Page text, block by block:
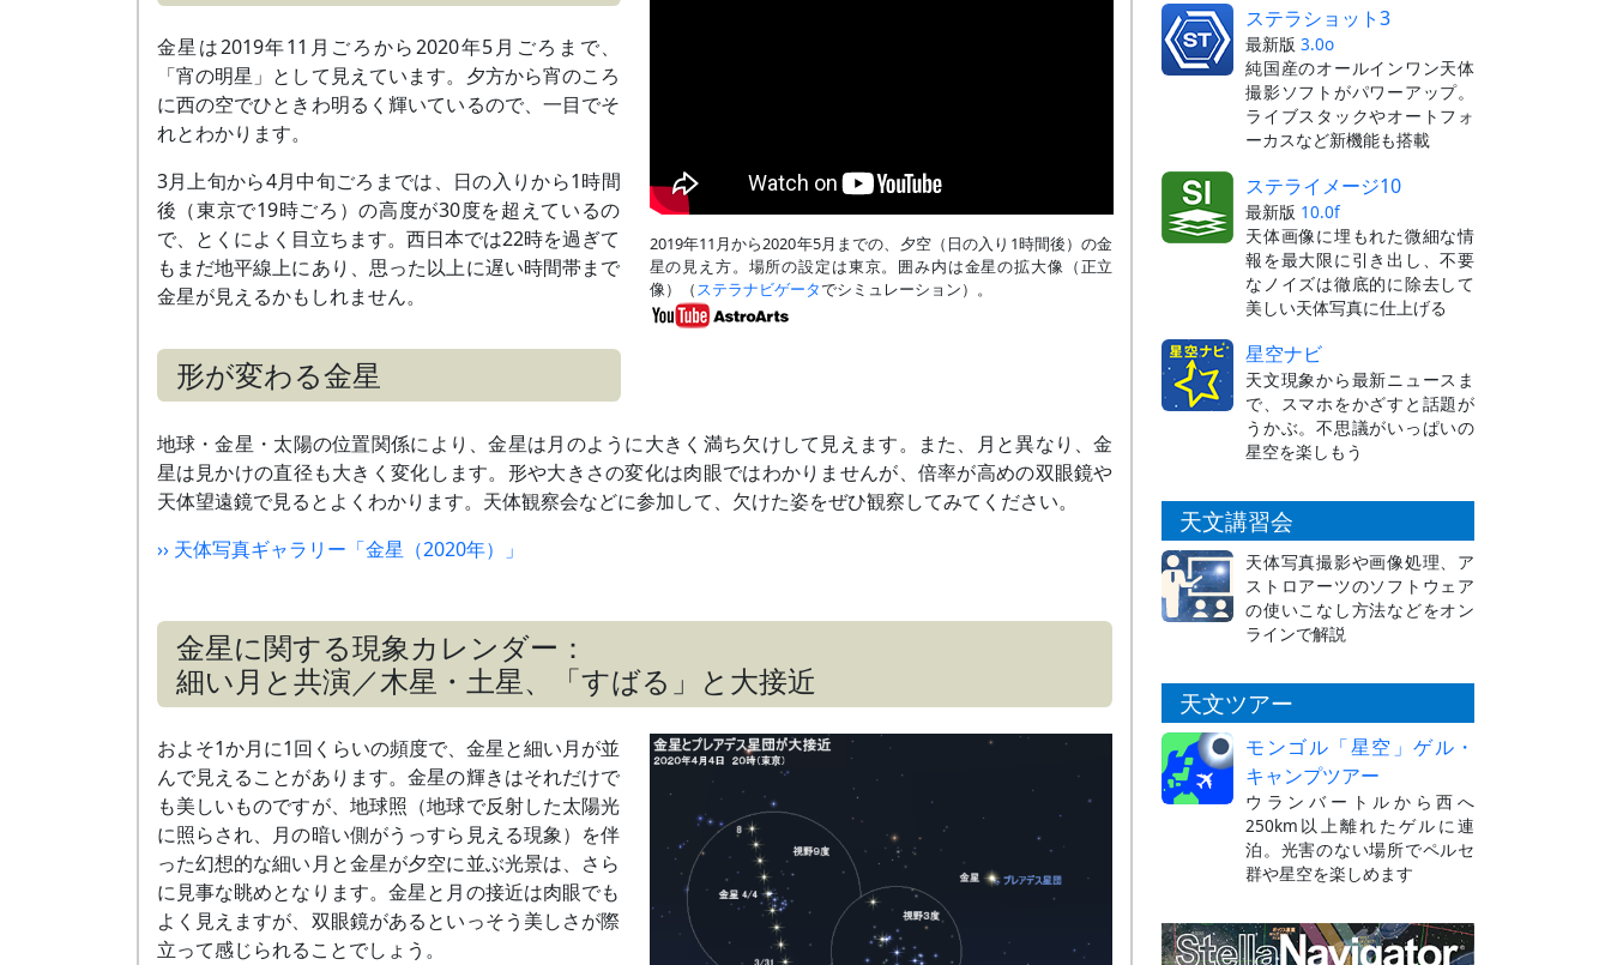
金星は2019年11月ごろから2020年5月ごろまで、
「宵の明星」として見えています。夕方から宵のころ
に西の空でひときわ明るく輝いているので、一目でそ
れとわかります。
3月上旬から4月中旬ごろまでは、日の入りから1時間
後（東京で19時ごろ）の高度が30度を超えているの
で、とくによく目立ちます。西日本では22時を過ぎて
もまだ地平線上にあり、思った以上に遅い時間帯まで
金星が見えるかもしれません。
2019年11月から2020年5月までの、夕空（日の入り1時間後）の金
星の見え方。場所の設定は東京。囲み内は金星の拡大像（正立
像）（ステラナビゲータでシミュレーション）。
形が変わる金星
地球・金星・太陽の位置関係により、金星は月のように大きく満ち欠けして見えます。また、月と異なり、金
星は見かけの直径も大きく変化します。形や大きさの変化は肉眼ではわかりませんが、倍率が高めの双眼鏡や
天体望遠鏡で見るとよくわかります。天体観察会などに参加して、欠けた姿をぜひ観察してみてください。
›› 天体写真ギャラリー「金星（2020年）」
金星に関する現象カレンダー：
細い月と共演／木星・土星、「すばる」と大接近
およそ1か月に1回くらいの頻度で、金星と細い月が並
んで見えることがあります。金星の輝きはそれだけで
も美しいものですが、地球照（地球で反射した太陽光
に照らされ、月の暗い側がうっすら見える現象）を伴
った幻想的な細い月と金星が夕空に並ぶ光景は、さら
に見事な眺めとなります。金星と月の接近は肉眼でも
よく見えますが、双眼鏡があるといっそう美しさが際
立って感じられることでしょう。
ステラショット3
最新版 3.0o
純国産のオールインワン天体
撮影ソフトがパワーアップ。
ライブスタックやオートフォ
ーカスなど新機能も搭載
ステライメージ10
最新版 10.0f
天体画像に埋もれた微細な情
報を最大限に引き出し、不要
なノイズは徹底的に除去して
美しい天体写真に仕上げる
星空ナビ
天文現象から最新ニュースま
で、スマホをかざすと話題が
うかぶ。不思議がいっぱいの
星空を楽しもう
天文講習会
天体写真撮影や画像処理、ア
ストロアーツのソフトウェア
の使いこなし方法などをオン
ラインで解説
天文ツアー
モンゴル「星空」ゲル・
キャンプツアー
ウランバートルから西へ
250km以上離れたゲルに連
泊。光害のない場所でペルセ
群や星空を楽しめます